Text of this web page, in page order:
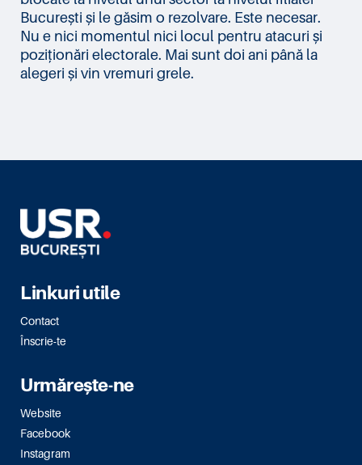
București și le găsim o rezolvare. Este necesar.
Nu e nici momentul nici locul pentru atacuri și
poziționări electorale. Mai sunt doi ani până la
alegeri și vin vremuri grele.
Linkuri utile
Contact
Înscrie-te
Urmărește-ne
Website
Facebook
Instagram